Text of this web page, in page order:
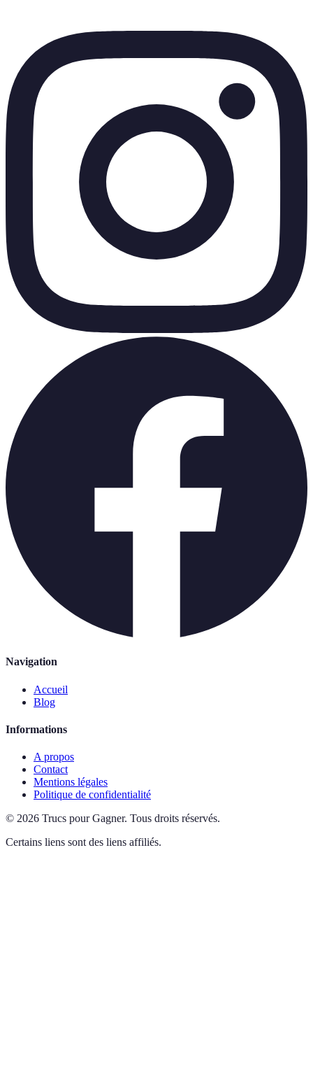
Navigation
Accueil
Blog
Informations
A propos
Contact
Mentions légales
Politique de confidentialité
© 2026 Trucs pour Gagner. Tous droits réservés.
Certains liens sont des liens affiliés.